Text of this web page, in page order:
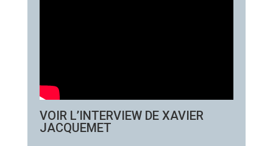
VOIR L’INTERVIEW DE XAVIER
JACQUEMET